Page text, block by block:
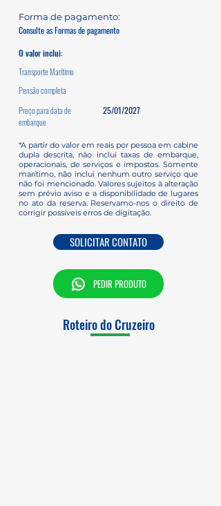
Forma de pagamento:
Consulte as Formas de pagamento
O valor inclui:
Transporte Marítimo
Pensão completa
Preço para data de
embarque
25/01/2027
*A partir do valor em reais por pessoa em cabine
dupla descrita, não inclui taxas de embarque,
operacionais, de serviços e impostos. Somente
marítimo, não inclui nenhum outro serviço que
não foi mencionado. Valores sujeitos à alteração
sem prévio aviso e a disponibilidade de lugares
no ato da reserva. Reservamo-nos o direito de
corrigir possíveis erros de digitação.
SOLICITAR CONTATO
PEDIR PRODUTO
Roteiro do Cruzeiro